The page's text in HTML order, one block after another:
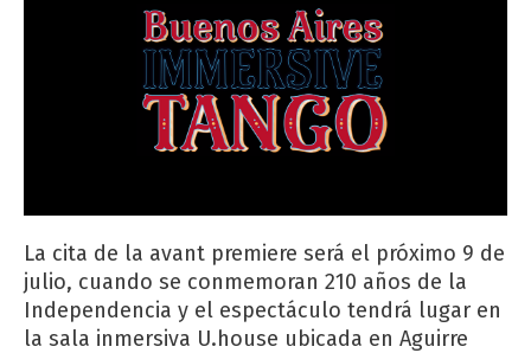
La cita de la avant premiere será el próximo 9 de
julio, cuando se conmemoran 210 años de la
Independencia y el espectáculo tendrá lugar en
la sala inmersiva U.house ubicada en Aguirre